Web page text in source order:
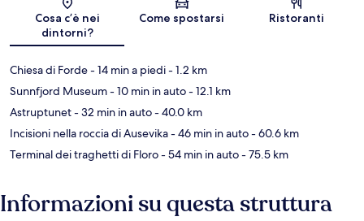
Mappa
Cosa c’è nei
dintorni?
Come spostarsi Ristoranti
Chiesa di Forde- 14 min a piedi- 1.2 km
Sunnfjord Museum- 10 min in auto- 12.1 km
Astruptunet- 32 min in auto- 40.0 km
Incisioni nella roccia di Ausevika- 46 min in auto- 60.6 km
Terminal dei traghetti di Floro- 54 min in auto- 75.5 km
Informazioni su questa struttura